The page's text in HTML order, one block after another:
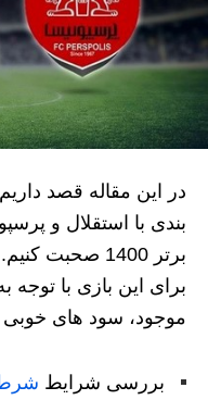
در این مقاله قصد
بندی با استقلال و
برتر 1400 صحبت کنیم.
برای این بازی با
موجود، سود های خوبی
بررسی شرایط شرط